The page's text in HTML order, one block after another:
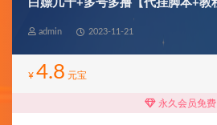
白嫖几十+多号多撸【代挂脚本+教
admin 2023-11-21
¥ 4.8 元宝
永久会员免费